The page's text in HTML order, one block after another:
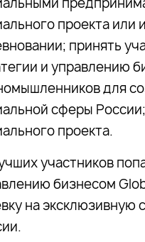
проекта или
принять
и управлению
для
сферы
проекта.
участников
бизнесом
на